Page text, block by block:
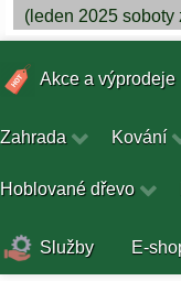
(leden 2025 soboty
Akce a výprodeje
Zahrada Kování
Hoblované dřevo
Služby E-